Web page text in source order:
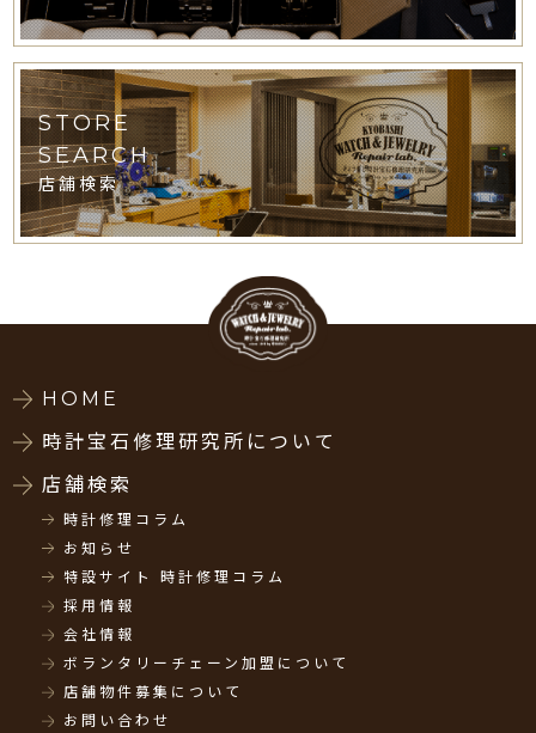
STORE
SEARCH
店舗検索
HOME
時計宝石修理研究所について
店舗検索
時計修理コラム
お知らせ
特設サイト 時計修理コラム
採用情報
会社情報
ボランタリーチェーン加盟について
店舗物件募集について
お問い合わせ